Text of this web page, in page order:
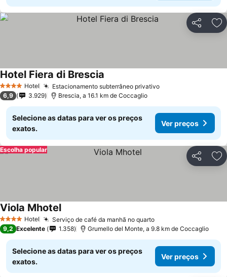
Partilhar
4 EstrelasHotel Estacionamento subterrâneo privativoVer preços
Hotel Fiera di Brescia
6,9 3.929 Brescia, a 16.1 km de Coccaglio
Selecione as datas para ver os preços
exatos.
Ver preços
Partilhar
Escolha popular
4 EstrelasHotel Serviço de café da manhã no quartoVer preços
Viola MhotelVer preços
9,2 Excelente 1.358 Grumello del Monte, a 9.8 km de Coccaglio
Selecione as datas para ver os preços
exatos.
Ver preços